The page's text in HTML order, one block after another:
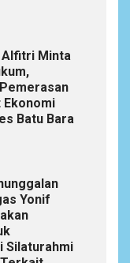
Alfitri Minta
Ekonomi
Batu Bara
Yonif
Silaturahmi